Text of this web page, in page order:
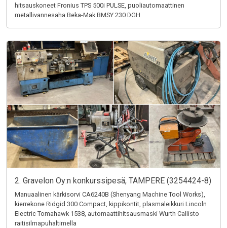
hitsauskoneet Fronius TPS 500i PULSE, puoliautomaattinen
metallivannesaha Beka-Mak BMSY 230 DGH
2. Gravelon Oy:n konkurssipesä, TAMPERE (3254424-8)
Manuaalinen kärkisorvi CA6240B (Shenyang Machine Tool Works),
kierrekone Ridgid 300 Compact, kippikontit, plasmaleikkuri Lincoln
Electric Tomahawk 1538, automaattihitsausmaski Wurth Callisto
raitisilmapuhaltimella